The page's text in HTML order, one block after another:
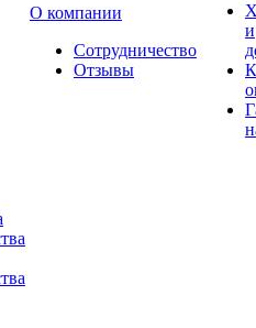
О компании
Сотрудничество
Отзывы
и